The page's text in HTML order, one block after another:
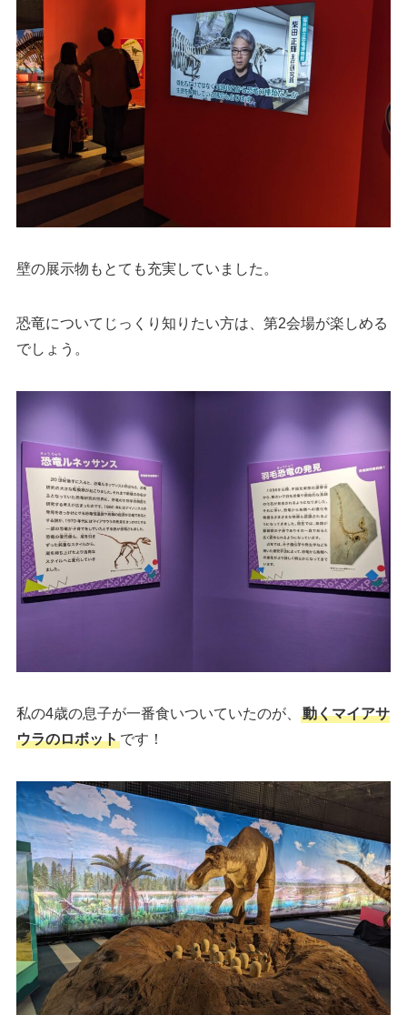
壁の展示物もとても充実していました。
恐竜についてじっくり知りたい方は、第2会場が楽しめる
でしょう。
私の4歳の息子が一番食いついていたのが、
動くマイアサ
ウラのロボットです！